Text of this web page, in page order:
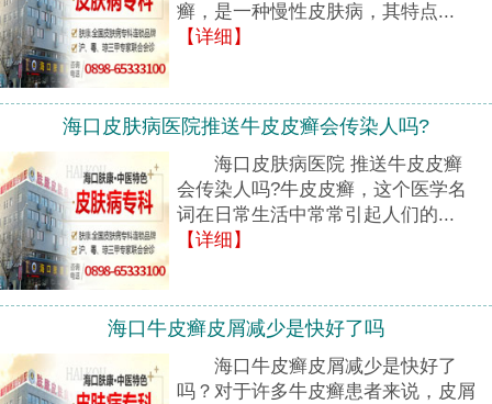
癣，是一种慢性皮肤病，其特点...
【详细】
海口皮肤病医院推送牛皮皮癣会传染人吗?
海口皮肤病医院 推送牛皮皮癣
会传染人吗?牛皮皮癣，这个医学名
词在日常生活中常常引起人们的...
【详细】
海口牛皮癣皮屑减少是快好了吗
海口牛皮癣皮屑减少是快好了
吗？对于许多牛皮癣患者来说，皮屑